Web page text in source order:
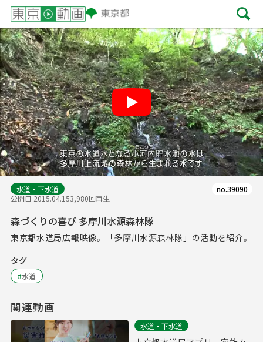
Play
水道・下水道
公開日 2015.04.153,980回再生
no.39090
森づくりの喜び 多摩川水源森林隊
東京都水道局広報映像。「多摩川水源森林隊」の活動を紹介。
タグ
#水道
関連動画
水道・下水道